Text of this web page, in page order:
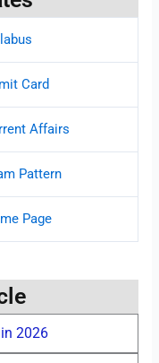
Card
Affairs
Pattern
Page
2026